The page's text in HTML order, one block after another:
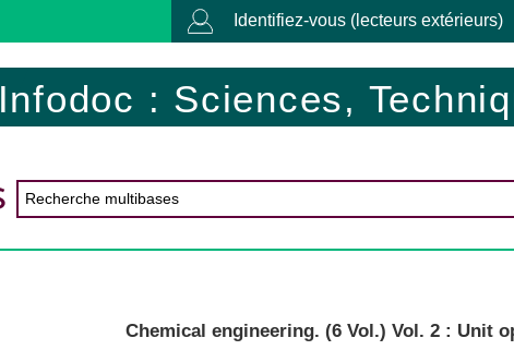
Identifiez-vous (lecteurs extérieurs)
Infodoc : Sciences,
Chemical engineering. (6 Vol.) Vol. 2 : Unit